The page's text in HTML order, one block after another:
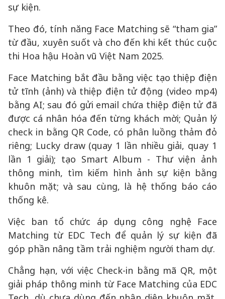
sự kiện.
Theo đó, tính năng Face Matching sẽ “tham gia”
từ đầu, xuyên suốt và cho đến khi kết thúc cuộc
thi Hoa hậu Hoàn vũ Việt Nam 2025.
Face Matching bắt đầu bằng việc tạo thiệp điện
tử tĩnh (ảnh) và thiệp điện tử động (video mp4)
bằng AI; sau đó gửi email chứa thiệp điện tử đã
được cá nhân hóa đến từng khách mời; Quản lý
check in bằng QR Code, có phân luồng thảm đỏ
riêng; Lucky draw (quay 1 lần nhiều giải, quay 1
lần 1 giải); tạo Smart Album - Thư viện ảnh
thông minh, tìm kiếm hình ảnh sự kiện bằng
khuôn mặt; và sau cùng, là hệ thống báo cáo
thống kê.
Việc ban tổ chức áp dụng công nghệ Face
Matching từ EDC Tech để quản lý sự kiện đã
góp phần nâng tầm trải nghiệm người tham dự.
Chẳng hạn, với việc Check-in bằng mã QR, một
giải pháp thông minh từ Face Matching của EDC